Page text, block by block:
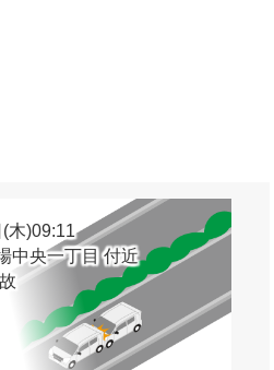
木)09:11
中央一丁目 付近